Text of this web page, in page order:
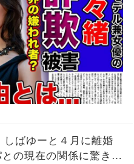
ばゆーと４月に離婚
の現在の関係に驚きを